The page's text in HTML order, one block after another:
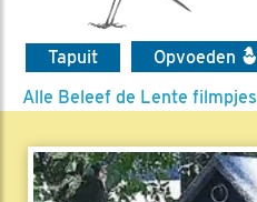
Tapuit Opvoeden
Alle Beleef de Lente filmpjes